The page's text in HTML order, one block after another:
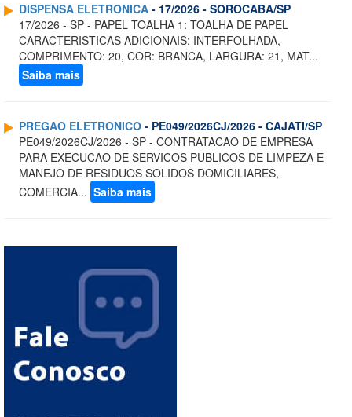
DISPENSA ELETRONICA - 17/2026 - SOROCABA/SP
17/2026 - SP - PAPEL TOALHA 1: TOALHA DE PAPEL
CARACTERISTICAS ADICIONAIS: INTERFOLHADA,
COMPRIMENTO: 20, COR: BRANCA, LARGURA: 21, MAT...
Saiba mais
PREGAO ELETRONICO - PE049/2026CJ/2026 - CAJATI/SP
PE049/2026CJ/2026 - SP - CONTRATACAO DE EMPRESA
PARA EXECUCAO DE SERVICOS PUBLICOS DE LIMPEZA E
MANEJO DE RESIDUOS SOLIDOS DOMICILIARES,
COMERCIA... Saiba mais